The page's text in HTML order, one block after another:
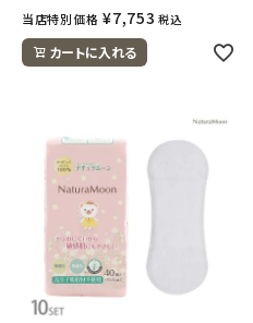
ご利用ガイド等
ログイン person
当店特別価格 ¥7,753 税込
カートに入れる